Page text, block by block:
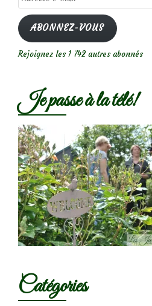
e-
mail
ABONNEZ-VOUS
Rejoignez les 1 742 autres abonnés
Je passe à la télé!
Catégories